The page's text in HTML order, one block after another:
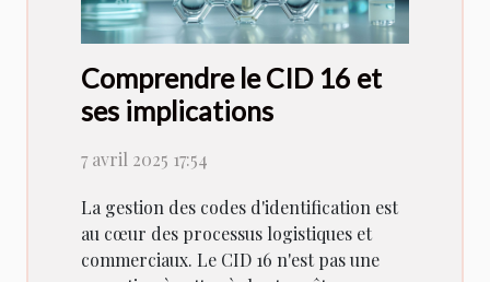
Comprendre le CID 16 et
ses implications
7 avril 2025 17:54
La gestion des codes d'identification est
au cœur des processus logistiques et
commerciaux. Le CID 16 n'est pas une